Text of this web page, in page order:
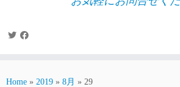
Home » 2019 » 8月 » 29